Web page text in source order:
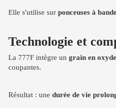
Elle s'utilise sur ponceuses à
Technologie et
La 777F intègre un grain en
coupantes.
Résultat : une durée de vie